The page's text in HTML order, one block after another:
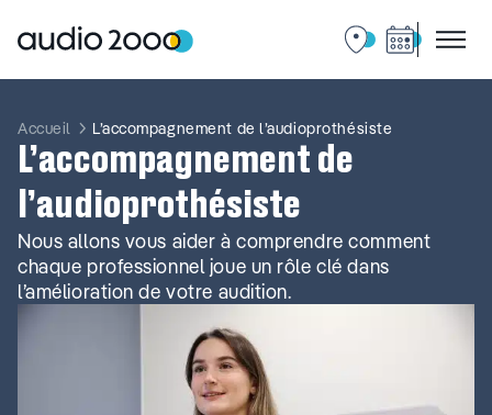
contenu
Accueil L’accompagnement de l’audioprothésiste
L’accompagnement de
l’audioprothésiste
Nous allons vous aider à comprendre comment
chaque professionnel joue un rôle clé dans
l’amélioration de votre audition.